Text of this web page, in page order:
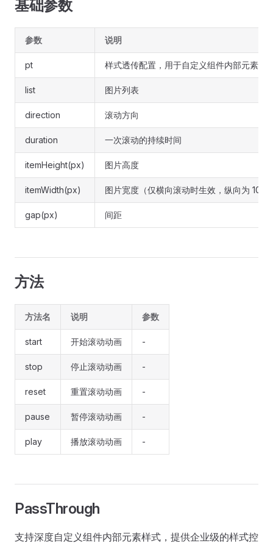
基础参数
参数 说明
pt 样式透传配置，用于自定义组件内部元素样
list 图片列表
direction 滚动方向
duration 一次滚动的持续时间
itemHeight(px) 图片高度
itemWidth(px) 图片宽度（仅横向滚动时生效，纵向为
gap(px) 间距
方法
方法名 说明 参数
start 开始滚动动画 -
stop 停止滚动动画 -
reset 重置滚动动画 -
pause 暂停滚动动画 -
play 播放滚动动画 -
PassThrough
支持深度自定义组件内部元素样式，提供企业级的样式控